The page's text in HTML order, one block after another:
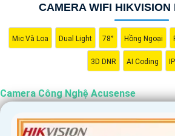
CAMERA WIFI HIKVISION
Mic Và Loa Dual Light 78° Hồng Ngoại
3D DNR AI Coding
Camera Công Nghệ Acusense